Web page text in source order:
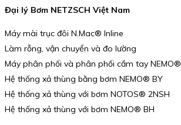
Đại lý Bơm NETZSCH Việt Nam
Máy mài trục đôi N.Mac® Inline
Làm rỗng, vận chuyển và đo lường
Máy phân phối và phân phối cầm tay NEMO®
Hệ thống xả thùng bằng bơm NEMO® BY
Hệ thống xả thùng với bơm NOTOS® 2NSH
Hệ thống xả thùng với bơm NEMO® BH